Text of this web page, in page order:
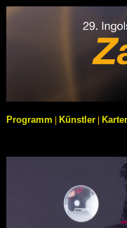
Programm Künstler